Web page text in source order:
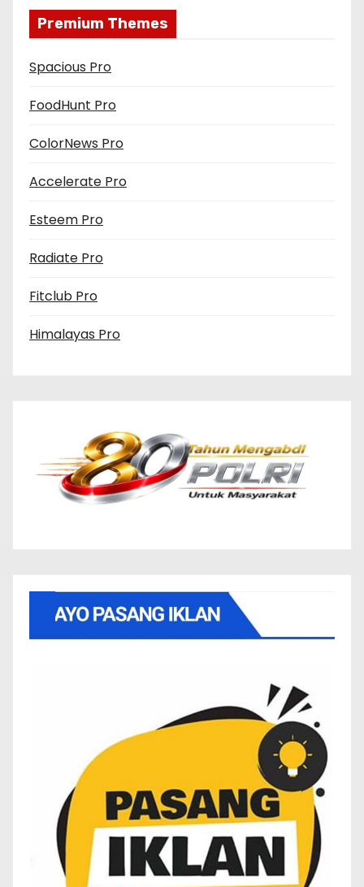
Premium Themes
Spacious Pro
FoodHunt Pro
ColorNews Pro
Accelerate Pro
Esteem Pro
Radiate Pro
Fitclub Pro
Himalayas Pro